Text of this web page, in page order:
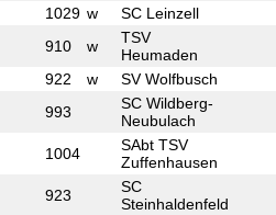
1029 w SC Leinzell
910 w
TSV
Heumaden
922 w SV Wolfbusch
993
SC Wildberg-
Neubulach
1004
SAbt TSV
Zuffenhausen
923
SC
Steinhaldenfeld